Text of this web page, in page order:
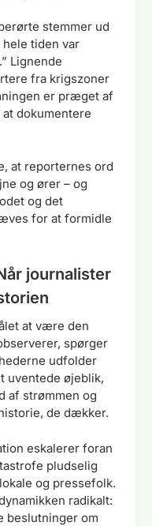
stemmer ud
tiden var
Lignende
fra krigszoner
er præget af
dokumentere
at reporternes ord
og ører – og
og det
for at formidle
journalister
at være den
spørger
udfolder
uventede øjeblik,
af strømmen og
de dækker.
eskalerer foran
pludselig
og pressefolk.
radikalt:
beslutninger om